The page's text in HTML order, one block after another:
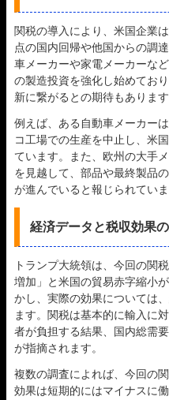
関税の導入により、米国企業
点の国内回帰や他国からの調
車メーカーや家電メーカーな
の製造投資を強化し始めてお
新に繋がるとの期待もあります
例えば、ある自動車メーカー
コ工場での生産を中止し、米
ています。また、欧州の大手
を見越して、部品や最終製品
が進んでいると報じられていま
経済データと税収効果
トランプ大統領は、今回の関
増加」と米国の貿易赤字縮小
かし、実際の効果については
ます。関税は基本的に輸入に
者が負担する結果、国内総需
が指摘されます。
複数の調査によれば、今回の
効果は短期的にはマイナスに